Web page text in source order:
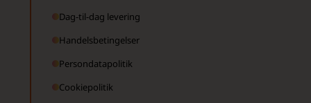
Dag-til-dag levering
Handelsbetingelser
Persondatapolitik
Cookiepolitik